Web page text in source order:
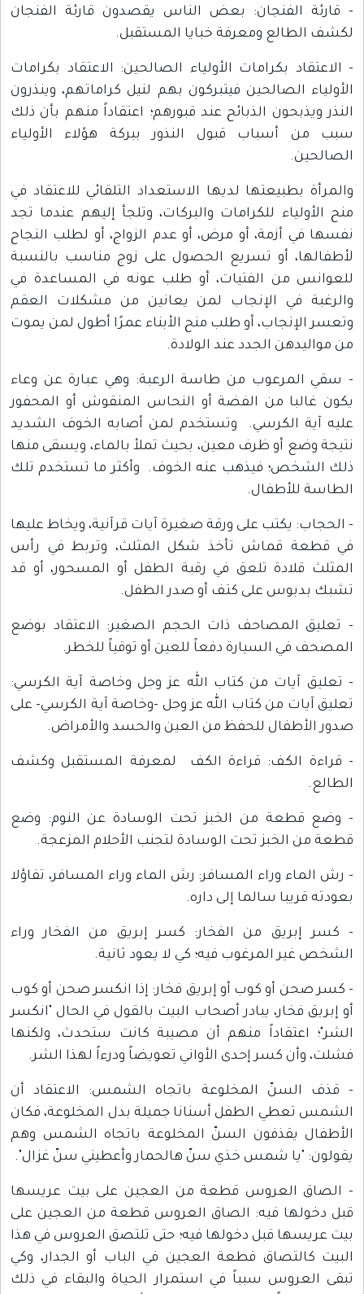
- قارئة الفنجان: بعض الناس يقصدون قارئة الفنجان
لكشف الطالع ومعرفة خبايا المستقبل.
- الاعتقاد بكرامات الأولياء الصالحين: الاعتقاد بكرامات
الأولياء الصالحين فيتبركون بهم لنيل كراماتهم، وينذرون
النذر ويذبحون الذبائح عند قبورهم؛ اعتقاداً منهم بأن ذلك
سبب من أسباب قبول النذور ببركة هؤلاء الأولياء
الصالحين.
والمرأة بطبيعتها لديها الاستعداد التلقائي للاعتقاد في
منح الأولياء للكرامات والبركات، وتلجأ إليهم عندما تجد
نفسها في أزمة، أو مرض، أو عدم الزواج، أو لطلب النجاح
لأطفالها، أو تسريع الحصول على زوج مناسب بالنسبة
للعوانس من الفتيات، أو طلب عونه في المساعدة في
والرغبة في الإنجاب لمن يعانين من مشكلات العقم
وتعسر الإنجاب، أو طلب منح الأبناء عمرًا أطول لمن يموت
من مواليدهن الجدد عند الولادة.
- سقي المرعوب من طاسة الرعبة: وهي عبارة عن وعاء
يكون غالبا من الفضة أو النحاس المنقوش أو المحفور
عليه آية الكرسي. وتستخدم لمن أصابه الخوف الشديد
نتيجة وضع أو ظرف معين، بحيث تملأ بالماء، ويسقى منها
ذلك الشخص؛ فيذهب عنه الخوف. وأكثر ما تستخدم تلك
الطاسة للأطفال.
- الحجاب: يكتب على ورقة صغيرة آيات قرآنية، ويخاط عليها
في قطعة قماش تأخذ شكل المثلث، وتربط في رأس
المثلث قلادة تلعق في رقبة الطفل أو المسحور، أو قد
تشبك بدبوس على كتف أو صدر الطفل.
- تعليق المصاحف ذات الحجم الصغير: الاعتقاد بوضع
المصحف في السيارة دفعاً للعين أو توقياً للخطر.
- تعليق آيات من كتاب الله عز وجل وخاصة آية الكرسي:
تعليق آيات من كتاب الله عز وجل -وخاصة آية الكرسي- على
صدور الأطفال للحفظ من العين والحسد والأمراض.
- قراءة الكف: قراءة الكف لمعرفة المستقبل وكشف
الطالع.
- وضع قطعة من الخبز تحت الوسادة عن النوم: وضع
قطعة من الخبز تحت الوسادة لتجنب الأحلام المزعجة.
- رش الماء وراء المسافر: رش الماء وراء المسافر، تفاؤلا
بعودته قريبا سالما إلى داره.
- كسر إبريق من الفخار: كسر إبريق من الفخار وراء
الشخص غير المرغوب فيه؛ كي لا يعود ثانية.
- كسر صحن أو كوب أو إبريق فخار: إذا انكسر صحن أو كوب
أو إبريق فخار، يبادر أصحاب البيت بالقول في الحال "انكسر
الشر"؛ اعتقاداً منهم أن مصيبة كانت ستحدث، ولكنها
فشلت، وأن كسر إحدى الأواني تعويضاً ودرءاً لهذا الشر.
- قذف السنّ المخلوعة باتجاه الشمس: الاعتقاد أن
الشمس تعطي الطفل أسنانا جميلة بدل المخلوعة، فكان
الأطفال يقذفون السنّ المخلوعة باتجاه الشمس وهم
يقولون: "يا شمس خذي سنّ هالحمار وأعطيني سنّ غزال".
- الصاق العروس قطعة من العجين على بيت عريسها
قبل دخولها فيه: الصاق العروس قطعة من العجين على
بيت عريسها قبل دخولها فيه؛ حتى تلتصق العروس في هذا
البيت كالتصاق قطعة العجين في الباب أو الجدار، وكي
تبقى العروس سبباً في استمرار الحياة والبقاء في ذلك